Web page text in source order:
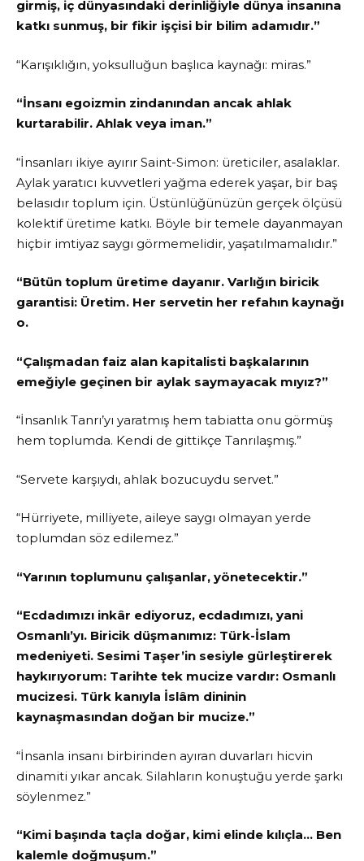
girmiş, iç dünyasındaki derinliğiyle dünya insanına
katkı sunmuş, bir fikir işçisi bir bilim adamıdır.”
“Karışıklığın, yoksulluğun başlıca kaynağı: miras.”
“İnsanı egoizmin zindanından ancak ahlak
kurtarabilir. Ahlak veya iman.”
“İnsanları ikiye ayırır Saint-Simon: üreticiler, asalaklar.
Aylak yaratıcı kuvvetleri yağma ederek yaşar, bir baş
belasıdır toplum için. Üstünlüğünüzün gerçek ölçüsü
kolektif üretime katkı. Böyle bir temele dayanmayan
hiçbir imtiyaz saygı görmemelidir, yaşatılmamalıdır.”
“Bütün toplum üretime dayanır. Varlığın biricik
garantisi: Üretim. Her servetin her refahın kaynağı
o.
“Çalışmadan faiz alan kapitalisti başkalarının
emeğiyle geçinen bir aylak saymayacak mıyız?”
“İnsanlık Tanrı’yı yaratmış hem tabiatta onu görmüş
hem toplumda. Kendi de gittikçe Tanrılaşmış.”
“Servete karşıydı, ahlak bozucuydu servet.”
“Hürriyete, milliyete, aileye saygı olmayan yerde
toplumdan söz edilemez.”
“Yarının toplumunu çalışanlar, yönetecektir.”
“Ecdadımızı inkâr ediyoruz, ecdadımızı, yani
Osmanlı’yı. Biricik düşmanımız: Türk-İslam
medeniyeti. Sesimi Taşer’in sesiyle gürleştirerek
haykırıyorum: Tarihte tek mucize vardır: Osmanlı
mucizesi. Türk kanıyla İslâm dininin
kaynaşmasından doğan bir mucize.”
“İnsanla insanı birbirinden ayıran duvarları hicvin
dinamiti yıkar ancak. Silahların konuştuğu yerde şarkı
söylenmez.”
“Kimi başında taçla doğar, kimi elinde kılıçla… Ben
kalemle doğmuşum.”